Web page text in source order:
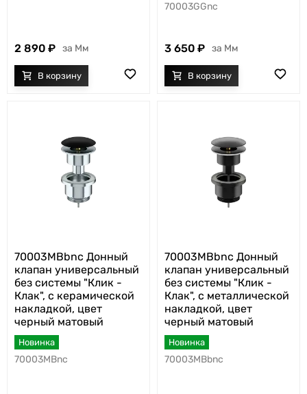
2 890 Мм
70003GGnc
3 650 Мм
70003MBbnc Донный
клапан универсальный
без системы "Клик -
Клак", с керамической
накладкой, цвет
черный матовый
Новинка
70003MBnc
70003MBbnc Донный
клапан универсальный
без системы "Клик -
Клак", с металлической
накладкой, цвет
черный матовый
Новинка
70003MBbnc